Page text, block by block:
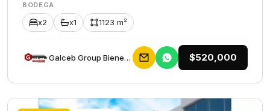
BODEGA
x2 x1 1123 m²
Galceb Group Bienes Raices $520,000